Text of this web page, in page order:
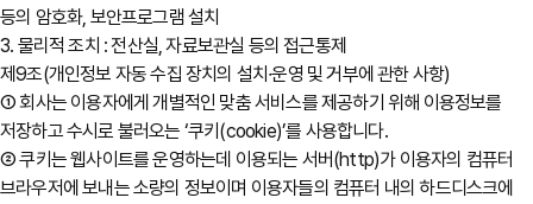
등의 암호화, 보안프로그램 설치
3. 물리적 조치 : 전산실, 자료보관실 등의 접근통제
제9조(개인정보 자동 수집 장치의 설치∙운영 및 거부에 관한 사항)
① 회사는 이용자에게 개별적인 맞춤 서비스를 제공하기 위해 이용정보를
저장하고 수시로 불러오는 ‘쿠키(cookie)’를 사용합니다.
② 쿠키는 웹사이트를 운영하는데 이용되는 서버(http)가 이용자의 컴퓨터
브라우저에 보내는 소량의 정보이며 이용자들의 컴퓨터 내의 하드디스크에